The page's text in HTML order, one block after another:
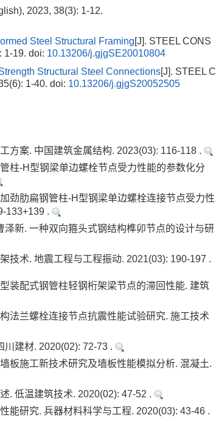
2023, 38(3): 1-12.
Steel Structural Framing[J]. STEEL CONS
1-19. doi: 10.13206/j.gjgSE20010804
Structural Steel Connections[J]. STEEL C
1-40. doi: 10.13206/j.gjgS20052505
方案. 中国建筑金属结构. 2023(03): 116-118 .
柱-H型钢梁单边螺栓节点受力性能的参数化分
劲肋扁钢管柱-H型钢梁单边螺栓连接节点受力性
133+139 .
新. 一种双向箍头式钢结构榫卯节点的设计与研
技术. 地震工程与工程振动. 2021(03): 190-197 .
装配式钢管柱轻钢桁架梁节点的滞回性能. 建筑
法兰螺栓连接节点抗震性能试验研究. 施工技术
建材. 2020(02): 72-73 .
板施工新技术研究及墙板性能模拟分析. 混凝土.
. 低温建筑技术. 2020(02): 47-52 .
能研究. 兵器材料科学与工程. 2020(03): 43-46 .